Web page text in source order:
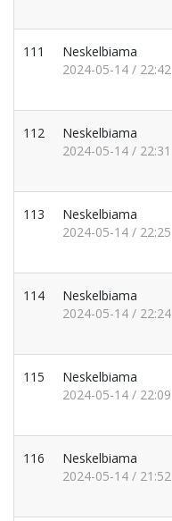
111
Neskelbiama
2024-05-14 / 22:42
112
Neskelbiama
2024-05-14 / 22:31
113
Neskelbiama
2024-05-14 / 22:25
114
Neskelbiama
2024-05-14 / 22:24
115
Neskelbiama
2024-05-14 / 22:09
116
Neskelbiama
2024-05-14 / 21:52